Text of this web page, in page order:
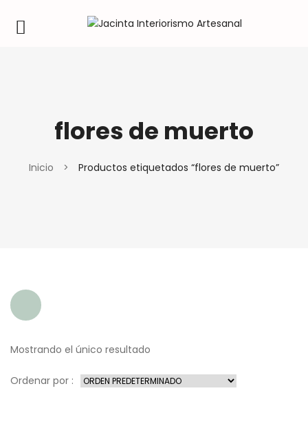
flores de muerto
Inicio > Productos etiquetados “flores de muerto”
Mostrando el único resultado
Ordenar por :